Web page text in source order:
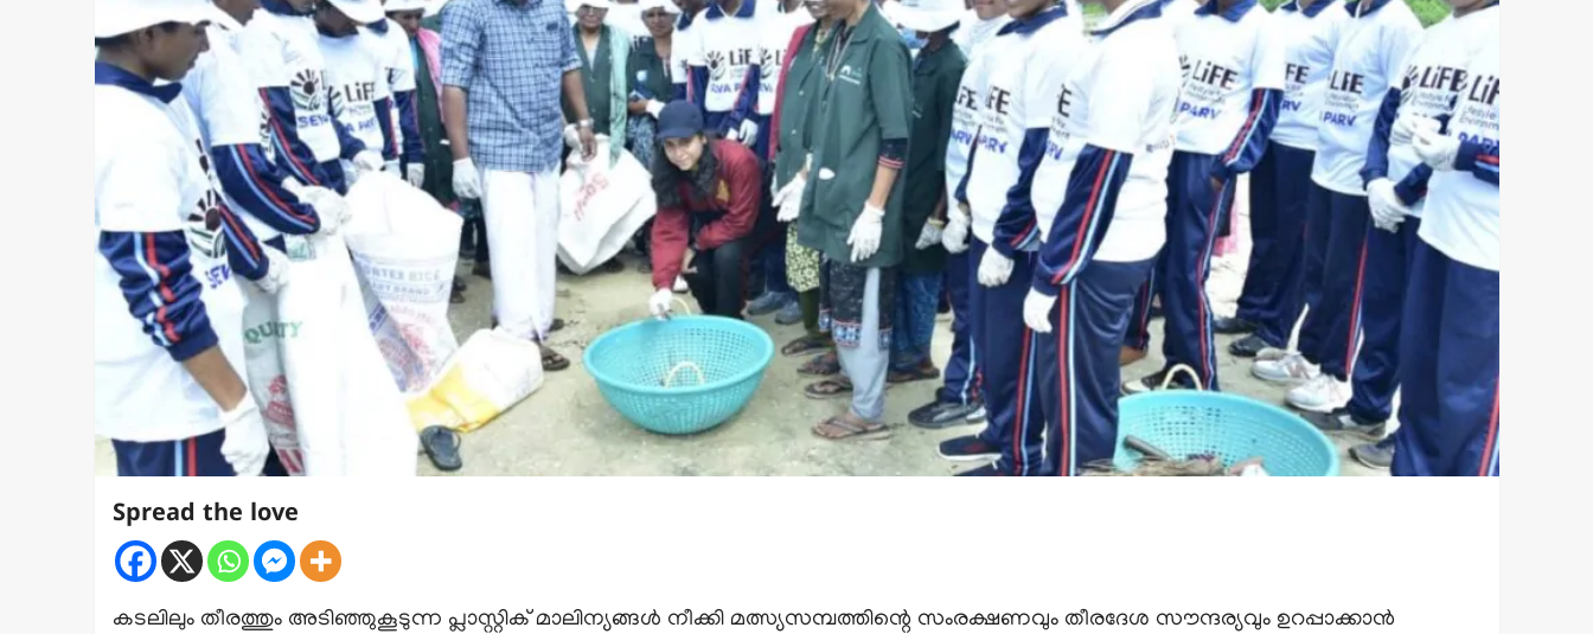
Spread the love
കടലിലും തീരത്തും അടിഞ്ഞുകൂടുന്ന പ്ലാസ്റ്റിക് മാലിന്യങ്ങൾ നീക്കി മത്സ്യസമ്പത്തിന്റെ സംരക്ഷണവും തീരദേശ സൗന്ദര്യവും ഉറപ്പാക്കാൻ